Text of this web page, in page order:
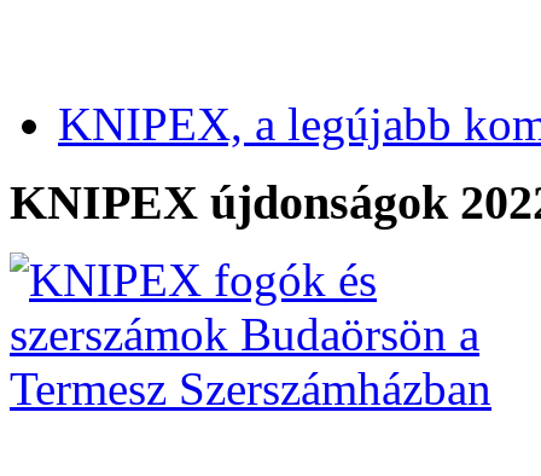
KNIPEX, a legújabb
KNIPEX újdonságok